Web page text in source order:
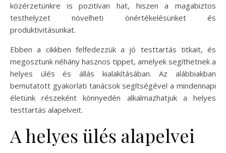
közérzetünkre is pozitívan hat, hiszen a magabiztos
testhelyzet növelheti önértékelésünket és
produktivitásunkat.
Ebben a cikkben felfedezzük a jó testtartás titkait, és
megosztunk néhány hasznos tippet, amelyek segíthetnek a
helyes ülés és állás kialakításában. Az alábbiakban
bemutatott gyakorlati tanácsok segítségével a mindennapi
életünk részeként könnyedén alkalmazhatjuk a helyes
testtartás alapelveit.
A helyes ülés alapelvei